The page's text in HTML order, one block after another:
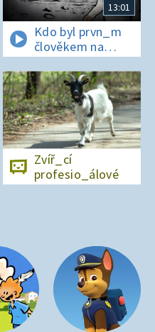
13:01
Kdo byl prvn_m
člověkem na
Měs_ci?
Zvíř_cí
profesio_álové